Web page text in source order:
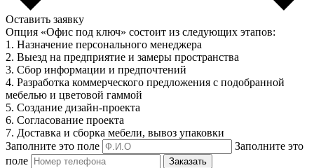
Оставить заявку
Опция «Офис под ключ» состоит из следующих этапов:
1. Назначение персонального менеджера
2. Выезд на предприятие и замеры пространства
3. Сбор информации и предпочтений
4. Разработка коммерческого предложения с подобранной
мебелью и цветовой гаммой
5. Создание дизайн-проекта
6. Согласование проекта
7. Доставка и сборка мебели, вывоз упаковки
Заполните это поле
Заполните это
поле
Заказать